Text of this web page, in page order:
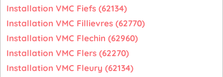
Installation VMC Fiefs (62134)
Installation VMC Fillievres (62770)
Installation VMC Flechin (62960)
Installation VMC Flers (62270)
Installation VMC Fleury (62134)